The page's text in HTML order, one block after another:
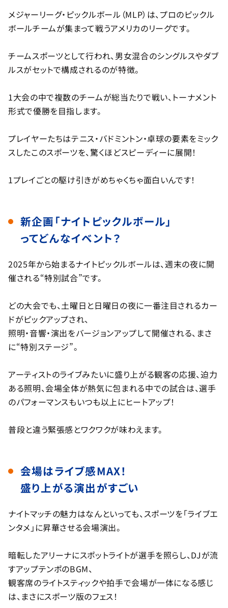
メジャーリーグ・ピックルボール（MLP）は、プロのピックル
ボールチームが集まって戦うアメリカのリーグです。
チームスポーツとして行われ、男女混合のシングルスやダブ
ルスがセットで構成されるのが特徴。
1大会の中で複数のチームが総当たりで戦い、トーナメント
形式で優勝を目指します。
プレイヤーたちはテニス・バドミントン・卓球の要素をミック
スしたこのスポーツを、驚くほどスピーディーに展開！
1プレイごとの駆け引きがめちゃくちゃ面白いんです！
新企画「ナイトピックルボール」
ってどんなイベント？
2025年から始まるナイトピックルボールは、週末の夜に開
催される“特別試合”です。
どの大会でも、土曜日と日曜日の夜に一番注目されるカー
ドがピックアップされ、
照明・音響・演出をバージョンアップして開催される、まさ
に“特別ステージ”。
アーティストのライブみたいに盛り上がる観客の応援、迫力
ある照明、会場全体が熱気に包まれる中での試合は、選手
のパフォーマンスもいつも以上にヒートアップ！
普段と違う緊張感とワクワクが味わえます。
会場はライブ感MAX！
盛り上がる演出がすごい
ナイトマッチの魅力はなんといっても、スポーツを「ライブエ
ンタメ」に昇華させる会場演出。
暗転したアリーナにスポットライトが選手を照らし、DJが流
すアップテンポのBGM、
観客席のライトスティックや拍手で会場が一体になる感じ
は、まさにスポーツ版のフェス！